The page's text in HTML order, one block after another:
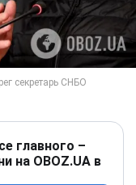
главного –
на OBOZ.UA в